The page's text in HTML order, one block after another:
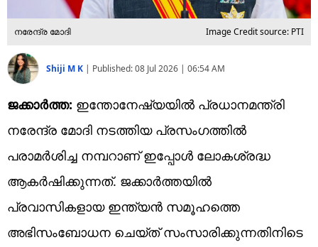
നരേന്ദ്ര മോദി Image Credit source: PTI
Shiji M K | Published:08 Jul 2026 | 06:54 AM
ജക്കാര്‍ത്ത: ഇന്തോനേഷ്യയില്‍ പ്രധാനമന്ത്രി
നരേന്ദ്ര മോദി നടത്തിയ പ്രസംഗത്തില്‍
പരാമര്‍ശിച്ച നമ്പറാണ് ഇപ്പോള്‍ ലോകശ്രദ്ധ
ആകര്‍ഷിക്കുന്നത്. ജക്കാര്‍ത്തയില്‍
പ്രവാസികളായ ഇന്ത്യന്‍ സമൂഹത്തെ
അഭിസംബോധന ചെയ്ത് സംസാരിക്കുന്നതിനിടെ